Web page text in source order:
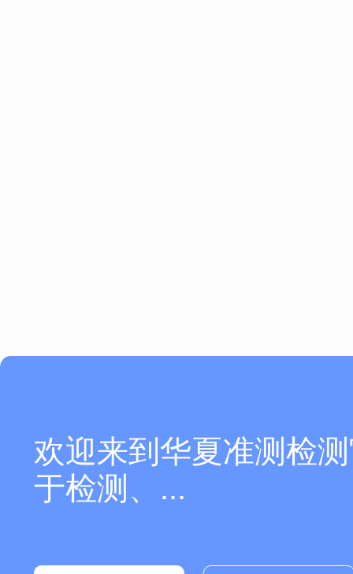
欢迎来到华夏准测检
于检测、...